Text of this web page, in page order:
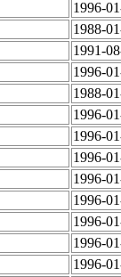
1996-
1988-
1991-
1996-
1988-
1996-
1996-
1996-
1996-
1996-
1996-
1996-
1996-